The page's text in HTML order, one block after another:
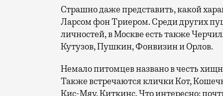
Страшно даже представить, какой
Ларсом фон Триером. Среди других
личностей, в Москве есть также
Кутузов, Пушкин, Фонвизин и Орлов.
Немало питомцев названо в честь
Также встречаются клички Кот,
Кис-Мяу, Киткинс. Что интересно: